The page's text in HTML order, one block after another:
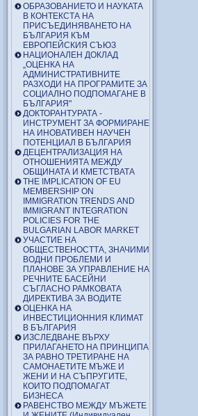
ОБРАЗОВАНИЕТО И НАУКАТА
В КОНТЕКСТА НА
ПРИСЪЕДИНЯВАНЕТО НА
БЪЛГАРИЯ КЪМ
ЕВРОПЕЙСКИЯ СЪЮЗ
НАЦИОНАЛЕН ДОКЛАД
„ОЦЕНКА НА
АДМИНИСТРАТИВНИТЕ
РАЗХОДИ НА ПРОГРАМИТЕ ЗА
СОЦИАЛНО ПОДПОМАГАНЕ В
БЪЛГАРИЯ"
ДОКТОРАНТУРАТА -
ИНСТРУМЕНТ ЗА ФОРМИРАНЕ
НА ИНОВАТИВЕН НАУЧЕН
ПОТЕНЦИАЛ В БЪЛГАРИЯ
ДЕЦЕНТРАЛИЗАЦИЯ НА
ОТНОШЕНИЯТА МЕЖДУ
ОБЩИНАТА И КМЕТСТВАТА
THE IMPLICATION OF EU
MEMBERSHIP ON
IMMIGRATION TRENDS AND
IMMIGRANT INTEGRATION
POLICIES FOR THE
BULGARIAN LABOR MARKET
УЧАСТИЕ НА
ОБЩЕСТВЕНОСТТА, ЗНАЧИМИ
ВОДНИ ПРОБЛЕМИ И
ПЛАНОВЕ ЗА УПРАВЛЕНИЕ НА
РЕЧНИТЕ БАСЕЙНИ
СЪГЛАСНО РАМКОВАТА
ДИРЕКТИВА ЗА ВОДИТЕ
ОЦЕНКА НА
ИНВЕСТИЦИОННИЯ КЛИМАТ
В БЪЛГАРИЯ
ИЗСЛЕДВАНЕ ВЪРХУ
ПРИЛАГАНЕТО НА ПРИНЦИПА
ЗА РАВНО ТРЕТИРАНЕ НА
САМОНАЕТИТЕ МЪЖЕ И
ЖЕНИ И НА СЪПРУГИТЕ,
КОИТО ПОДПОМАГАТ
БИЗНЕСА
РАВЕНСТВО МЕЖДУ МЪЖЕТЕ